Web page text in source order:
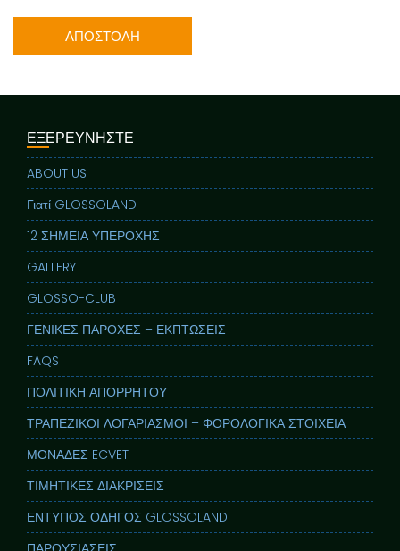
ΕΞΕΡΕΥΝΗΣΤΕ
ABOUT US
Γιατί GLOSSOLAND
12 ΣΗΜΕΙΑ ΥΠΕΡΟΧΗΣ
GALLERY
GLOSSO-CLUB
ΓΕΝΙΚΕΣ ΠΑΡΟΧΕΣ – ΕΚΠΤΩΣΕΙΣ
FAQS
ΠΟΛΙΤΙΚΗ ΑΠΟΡΡΗΤΟΥ
ΤΡΑΠΕΖΙΚΟΙ ΛΟΓΑΡΙΑΣΜΟΙ – ΦΟΡΟΛΟΓΙΚΑ ΣΤΟΙΧΕΙΑ
ΜΟΝΑΔΕΣ ECVET
ΤΙΜΗΤΙΚΕΣ ΔΙΑΚΡΙΣΕΙΣ
ΕΝΤΥΠΟΣ ΟΔΗΓΟΣ GLOSSOLAND